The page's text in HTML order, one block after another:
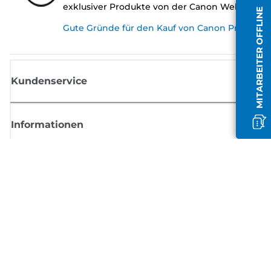
MITARBEITER OFFLINE
exklusiver Produkte von der Canon Website.
Gute Gründe für den Kauf von Canon
Kundenservice
Informationen